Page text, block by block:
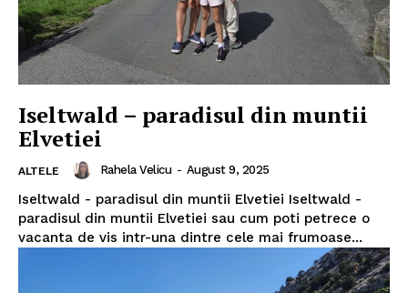
Iseltwald – paradisul din muntii
Elvetiei
ALTELE Rahela Velicu - August 9, 2025
Iseltwald - paradisul din muntii Elvetiei Iseltwald -
paradisul din muntii Elvetiei sau cum poti petrece o
vacanta de vis intr-una dintre cele mai frumoase...